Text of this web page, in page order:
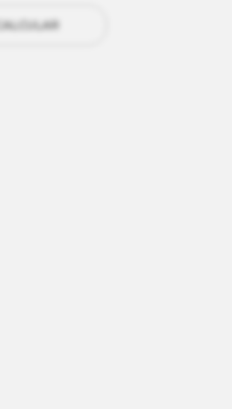
CALCULAR